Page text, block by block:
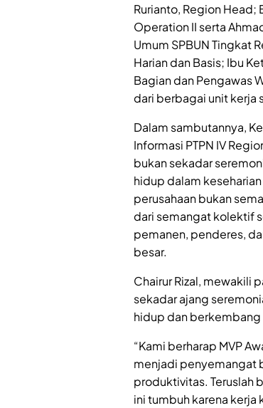
Rurianto, Region Head;
Operation II serta
Umum SPBUN Tingkat
Harian dan Basis; Ibu
Bagian dan Pengawas
dari berbagai unit kerja
Dalam sambutannya,
Informasi PTPN IV
bukan sekadar
hidup dalam
perusahaan bukan
dari semangat kolektif
pemanen, penderes,
besar.
Chairur Rizal, mewakili
sekadar ajang
hidup dan berkembang
“Kami berharap MVP
menjadi penyemangat
produktivitas. Teruslah
ini tumbuh karena